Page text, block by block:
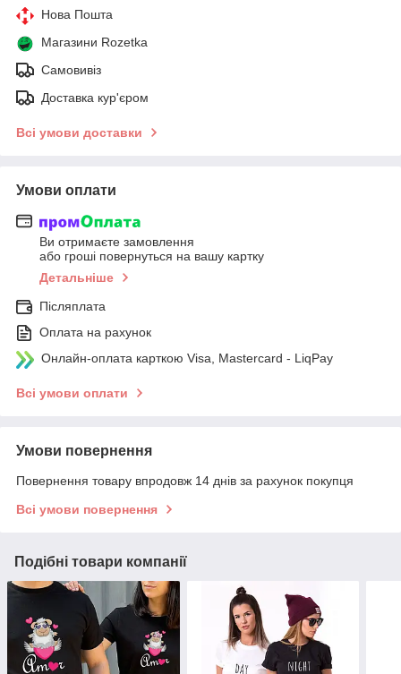
Нова Пошта
Магазини Rozetka
Самовивіз
Доставка кур'єром
Всі умови доставки
Умови оплати
Ви отримаєте замовлення
або гроші повернуться на вашу картку
Детальніше
Післяплата
Оплата на рахунок
Онлайн-оплата карткою Visa, Mastercard - LiqPay
Всі умови оплати
Умови повернення
Повернення товару впродовж 14 днів за рахунок покупця
Всі умови повернення
Подібні товари компанії